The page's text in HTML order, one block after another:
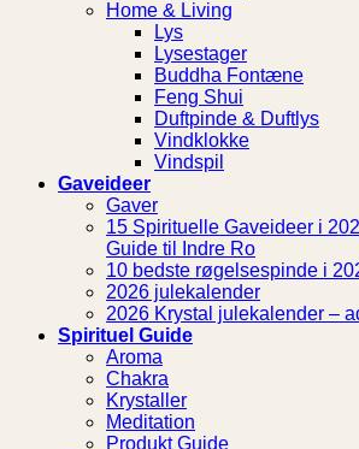
Home & Living
Lys
Lysestager
Buddha Fontæne
Feng Shui
Duftpinde & Duftlys
Vindklokke
Vindspil
Gaveideer
Gaver
15 Spirituelle Gaveideer i
Guide til Indre Ro
10 bedste røgelsespinde i
2026 julekalender
2026 Krystal julekalender –
Spirituel Guide
Aroma
Chakra
Krystaller
Meditation
Produkt Guide